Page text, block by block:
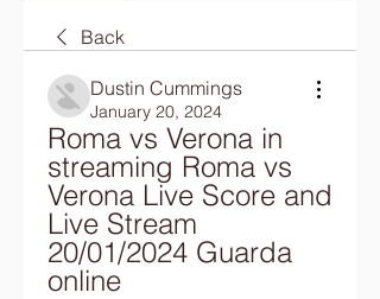
Back
Dustin Cummings
January 20, 2024
Roma vs Verona in
streaming Roma vs
Verona Live Score and
Live Stream
20/01/2024 Guarda
online